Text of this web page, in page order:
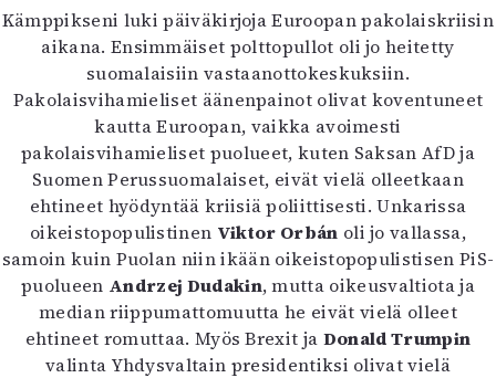
6/2025
5/2025 saame
5/2025
Lehtiarkisto
Info
Tilaus ja irtonumerot
Yhteistyössä
Toimitus
Mediatiedot
Kaltio ry
Kämppikseni luki päiväkirjoja Euroopan pakolaiskriisin
aikana. Ensimmäiset polttopullot oli jo heitetty
suomalaisiin vastaanottokeskuksiin.
Pakolaisvihamieliset äänenpainot olivat koventuneet
kautta Euroopan, vaikka avoimesti
pakolaisvihamieliset puolueet, kuten Saksan AfD ja
Suomen Perussuomalaiset, eivät vielä olleetkaan
ehtineet hyödyntää kriisiä poliittisesti. Unkarissa
oikeistopopulistinen Viktor Orbán oli jo vallassa,
samoin kuin Puolan niin ikään oikeistopopulistisen PiS-
puolueen Andrzej Dudakin, mutta oikeusvaltiota ja
median riippumattomuutta he eivät vielä olleet
ehtineet romuttaa. Myös Brexit ja Donald Trumpin
valinta Yhdysvaltain presidentiksi olivat vielä